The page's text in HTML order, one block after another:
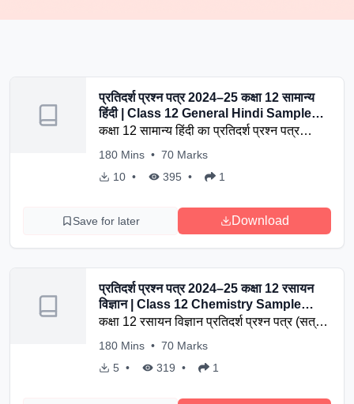
प्रतिदर्श प्रश्न पत्र 2024–25 कक्षा 12 सामान्य
हिंदी | Class 12 General Hindi Sample
Paper 2024-25
कक्षा 12 सामान्य हिंदी का प्रतिदर्श प्रश्न पत्र
(2024–25) अब उपलब्ध है। यह पेपर 3 घंटे 15
उपयोगी साबित होगा।
180 Mins • 70 Marks
10 • 395 • 1
Save for later Download
प्रतिदर्श प्रश्न पत्र 2024–25 कक्षा 12 रसायन
विज्ञान | Class 12 Chemistry Sample
Paper 2024-25
कक्षा 12 रसायन विज्ञान प्रतिदर्श प्रश्न पत्र (सत्र
2024–25) यहाँ से प्राप्त करें। यह पेपर 3 घंटे 15
180 Mins • 70 Marks
5 • 319 • 1